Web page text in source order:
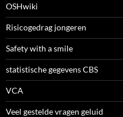
OSHwiki
Risicogedrag jongeren
Safety with a smile
statistische gegevens CBS
VCA
Veel gestelde vragen geluid